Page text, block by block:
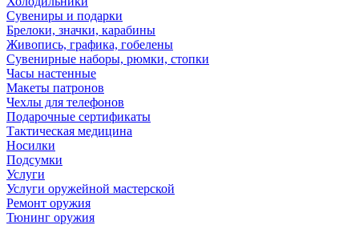
Сувениры и подарки
Брелоки, значки, карабины
Живопись, графика, гобелены
Сувенирные наборы, рюмки, стопки
Часы настенные
Макеты патронов
Чехлы для телефонов
Подарочные сертификаты
Тактическая медицина
Носилки
Подсумки
Услуги
Услуги оружейной мастерской
Ремонт оружия
Тюнинг оружия